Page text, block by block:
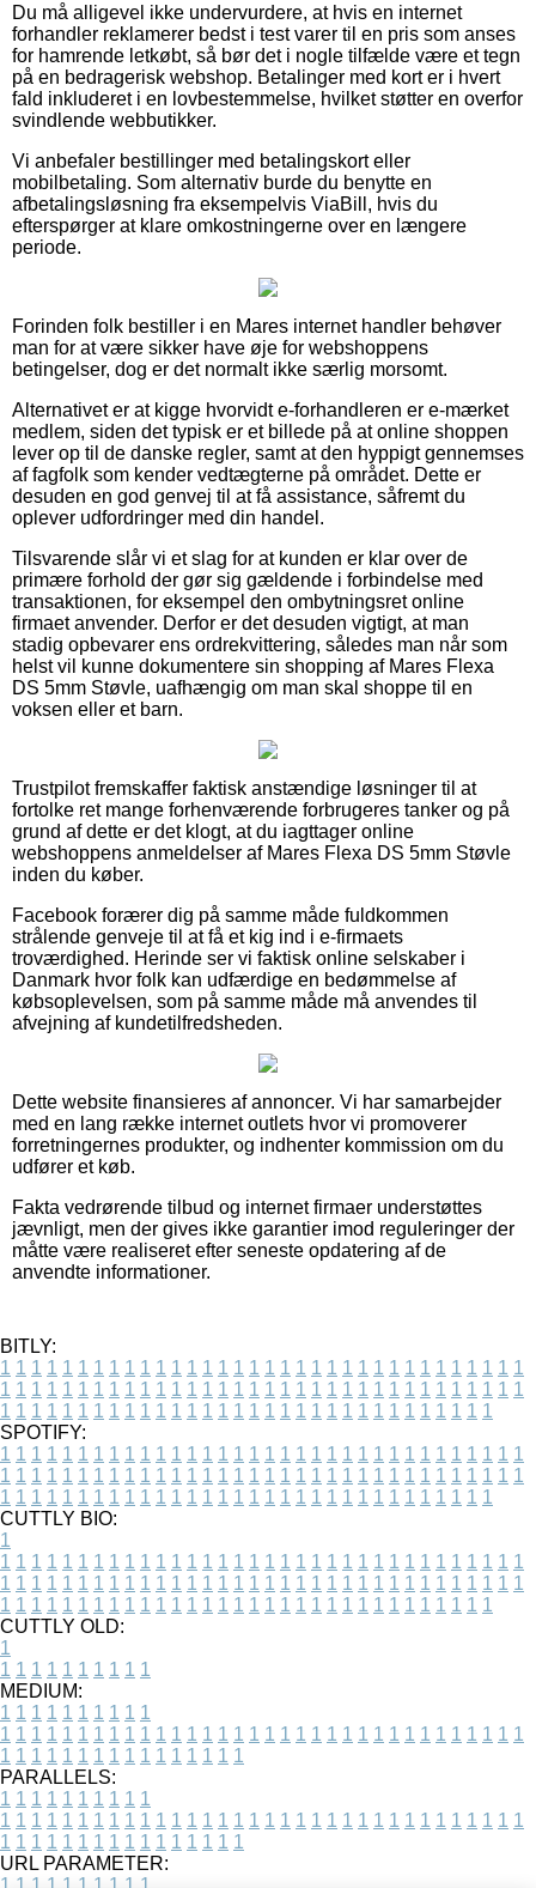
Du må alligevel ikke undervurdere, at hvis en internet
forhandler reklamerer bedst i test varer til en pris som anses
for hamrende letkøbt, så bør det i nogle tilfælde være et tegn
på en bedragerisk webshop. Betalinger med kort er i hvert
fald inkluderet i en lovbestemmelse, hvilket støtter en overfor
svindlende webbutikker.
Vi anbefaler bestillinger med betalingskort eller
mobilbetaling. Som alternativ burde du benytte en
afbetalingsløsning fra eksempelvis ViaBill, hvis du
efterspørger at klare omkostningerne over en længere
periode.
Forinden folk bestiller i en Mares internet handler behøver
man for at være sikker have øje for webshoppens
betingelser, dog er det normalt ikke særlig morsomt.
Alternativet er at kigge hvorvidt e-forhandleren er e-mærket
medlem, siden det typisk er et billede på at online shoppen
lever op til de danske regler, samt at den hyppigt gennemses
af fagfolk som kender vedtægterne på området. Dette er
desuden en god genvej til at få assistance, såfremt du
oplever udfordringer med din handel.
Tilsvarende slår vi et slag for at kunden er klar over de
primære forhold der gør sig gældende i forbindelse med
transaktionen, for eksempel den ombytningsret online
firmaet anvender. Derfor er det desuden vigtigt, at man
stadig opbevarer ens ordrekvittering, således man når som
helst vil kunne dokumentere sin shopping af Mares Flexa
DS 5mm Støvle, uafhængig om man skal shoppe til en
voksen eller et barn.
Trustpilot fremskaffer faktisk anstændige løsninger til at
fortolke ret mange forhenværende forbrugeres tanker og på
grund af dette er det klogt, at du iagttager online
webshoppens anmeldelser af Mares Flexa DS 5mm Støvle
inden du køber.
Facebook forærer dig på samme måde fuldkommen
strålende genveje til at få et kig ind i e-firmaets
troværdighed. Herinde ser vi faktisk online selskaber i
Danmark hvor folk kan udfærdige en bedømmelse af
købsoplevelsen, som på samme måde må anvendes til
afvejning af kundetilfredsheden.
Dette website finansieres af annoncer. Vi har samarbejder
med en lang række internet outlets hvor vi promoverer
forretningernes produkter, og indhenter kommission om du
udfører et køb.
Fakta vedrørende tilbud og internet firmaer understøttes
jævnligt, men der gives ikke garantier imod reguleringer der
måtte være realiseret efter seneste opdatering af de
anvendte informationer.
BITLY:
1 1 1 1 1 1 1 1 1 1 1 1 1 1 1 1 1 1 1 1 1 1 1 1 1 1 1 1 1 1 1 1 1 1
1 1 1 1 1 1 1 1 1 1 1 1 1 1 1 1 1 1 1 1 1 1 1 1 1 1 1 1 1 1 1 1 1 1
1 1 1 1 1 1 1 1 1 1 1 1 1 1 1 1 1 1 1 1 1 1 1 1 1 1 1 1 1 1 1 1
SPOTIFY:
1 1 1 1 1 1 1 1 1 1 1 1 1 1 1 1 1 1 1 1 1 1 1 1 1 1 1 1 1 1 1 1 1 1
1 1 1 1 1 1 1 1 1 1 1 1 1 1 1 1 1 1 1 1 1 1 1 1 1 1 1 1 1 1 1 1 1 1
1 1 1 1 1 1 1 1 1 1 1 1 1 1 1 1 1 1 1 1 1 1 1 1 1 1 1 1 1 1 1 1
CUTTLY BIO:
1
1 1 1 1 1 1 1 1 1 1 1 1 1 1 1 1 1 1 1 1 1 1 1 1 1 1 1 1 1 1 1 1 1 1
1 1 1 1 1 1 1 1 1 1 1 1 1 1 1 1 1 1 1 1 1 1 1 1 1 1 1 1 1 1 1 1 1 1
1 1 1 1 1 1 1 1 1 1 1 1 1 1 1 1 1 1 1 1 1 1 1 1 1 1 1 1 1 1 1 1
CUTTLY OLD:
1
1 1 1 1 1 1 1 1 1 1
MEDIUM:
1 1 1 1 1 1 1 1 1 1
1 1 1 1 1 1 1 1 1 1 1 1 1 1 1 1 1 1 1 1 1 1 1 1 1 1 1 1 1 1 1 1 1 1
1 1 1 1 1 1 1 1 1 1 1 1 1 1 1 1
PARALLELS:
1 1 1 1 1 1 1 1 1 1
1 1 1 1 1 1 1 1 1 1 1 1 1 1 1 1 1 1 1 1 1 1 1 1 1 1 1 1 1 1 1 1 1 1
1 1 1 1 1 1 1 1 1 1 1 1 1 1 1 1
URL PARAMETER: